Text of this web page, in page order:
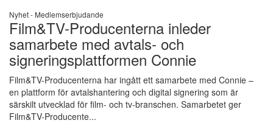
Nyhet - Medlemserbjudande
Film&TV-Producenterna inleder
samarbete med avtals- och
signeringsplattformen Connie
Film&TV-Producenterna har ingått ett samarbete med Connie –
en plattform för avtalshantering och digital signering som är
särskilt utvecklad för film- och tv-branschen. Samarbetet ger
Film&TV-Producente...